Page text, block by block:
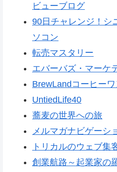
ビューブログ
90日チャレンジ！シ
ソコン
転売マスタリー
エバーバズ・マーケ
BrewLandコーヒー
UntiedLife40
蕎麦の世界への旅
メルマガナビゲーシ
トリカルのウェブ集
創業航路～起業家の